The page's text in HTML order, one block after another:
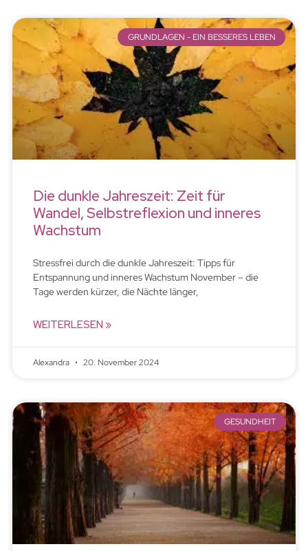
GRUNDLAGEN - EIN BESSERES LEBEN
Die dunkle Jahreszeit: Zeit für
Wandel, Selbstreflexion und inneres
Wachstum
Stressfrei durch die dunkle Jahreszeit: Tipps für
Entspannung und inneres Wachstum November – die
Tage werden kürzer, die Nächte länger,
WEITERLESEN »
Alexandra 20. November 2024
GESUNDHEIT